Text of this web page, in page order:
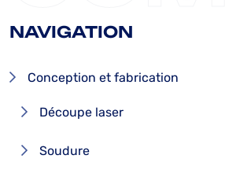
NAVIGATION
Conception et fabrication
Découpe laser
Soudure